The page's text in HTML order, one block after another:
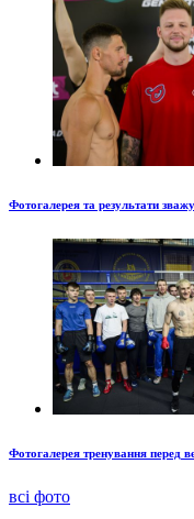
Фотогалерея та результати
Фотогалерея тренування перед
всі фото